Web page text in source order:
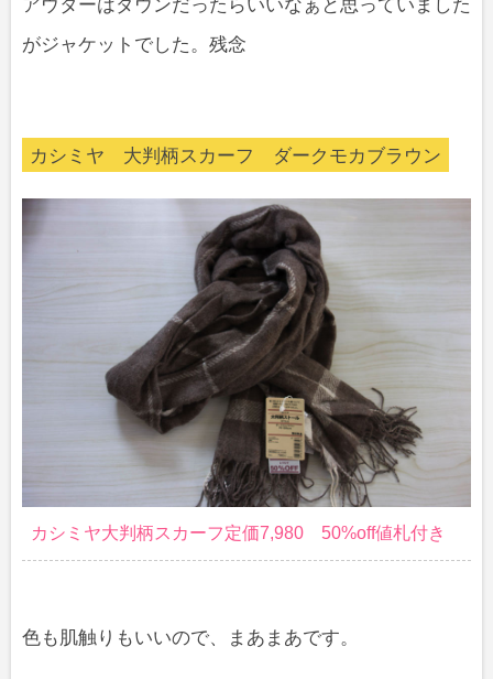
アウターはダウンだったらいいなぁと思っていました
がジャケットでした。残念
カシミヤ 大判柄スカーフ ダークモカブラウン
カシミヤ大判柄スカーフ定価7,980 50%off値札付き
色も肌触りもいいので、まあまあです。